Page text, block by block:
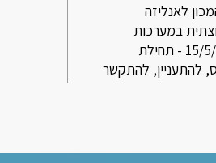
לאנליזה
במערכות
וארגונים" - מועד סיום ההרשמה 15/5/26 - תחילת
להכנס, להתעניין, להתקשר